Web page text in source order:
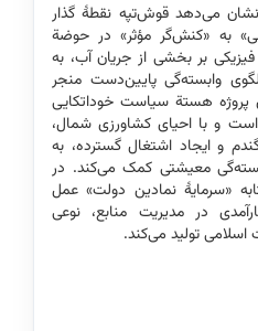
می‌دهد قوش‌تپه نقطۀ گذار
به «کنش‌گر مؤثر» در حوضة
بر بخشی از جریان آب، به
وابسته‌گی پایین‌دست منجر
هستة سیاست خوداتکایی
و با احیای کشاورزی شمال،
و ایجاد اشتغال گسترده، به
معیشتی کمک می‌کند. در
«سرمایۀ نمادین دولت» عمل
در مدیریت منابع، نوعی
تولید می‌کند.